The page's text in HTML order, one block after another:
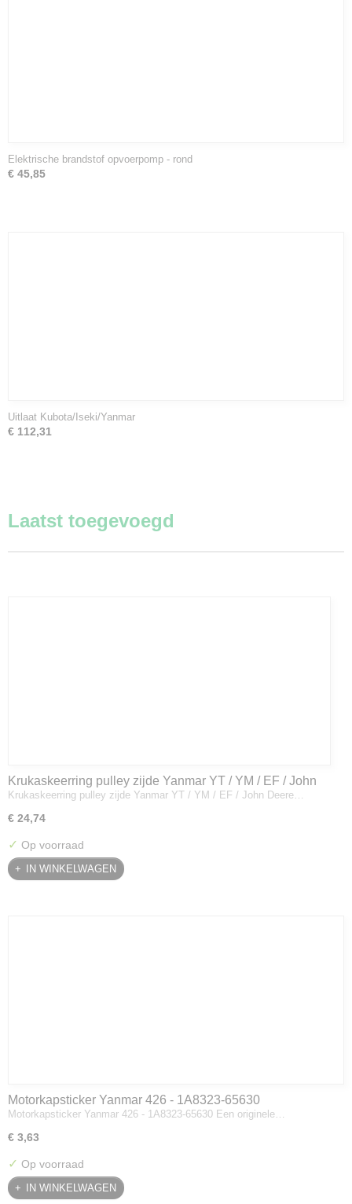
Elektrische brandstof opvoerpomp - rond
€ 45,85
Uitlaat Kubota/Iseki/Yanmar
€ 112,31
Laatst toegevoegd
Krukaskeerring pulley zijde Yanmar YT / YM / EF / John
Deere - 119934-01800
Krukaskeerring pulley zijde Yanmar YT / YM / EF / John Deere…
€ 24,74
✓ Op voorraad
IN WINKELWAGEN
Motorkapsticker Yanmar 426 - 1A8323-65630
Motorkapsticker Yanmar 426 - 1A8323-65630 Een originele…
€ 3,63
✓ Op voorraad
IN WINKELWAGEN